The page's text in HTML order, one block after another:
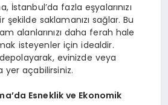
İstanbul’da fazla eşyalarınızı
saklamanızı sağlar. Bu
alanlarınızı daha ferah hale
isteyenler için idealdir.
depolayarak, evinizde veya
yer açabilirsiniz.
Esneklik ve Ekonomik